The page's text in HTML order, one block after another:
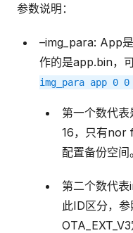
参数说明：
–img_para: App
作的是app.bin，
img_para app 0 0
第一个数代
16，只有nor
配置备份空间。
第二个数代
此ID区分，